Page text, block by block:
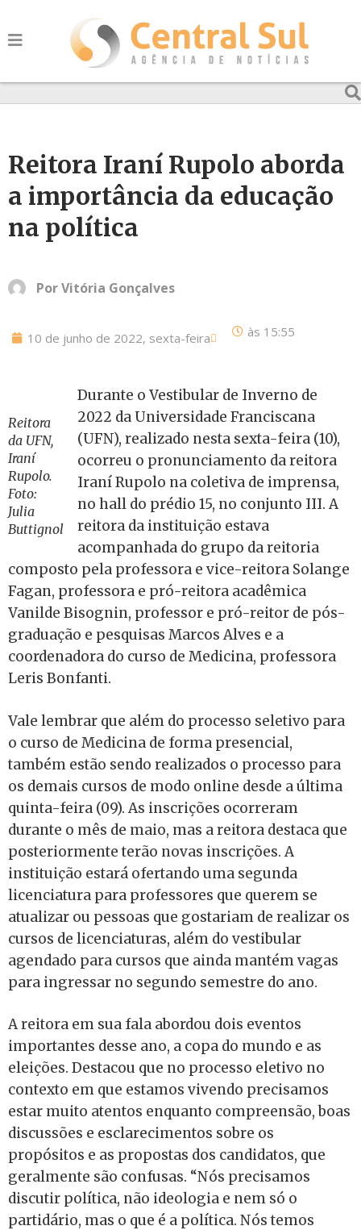
Reitora Iraní Rupolo aborda
a importância da educação
na política
PorVitória Gonçalves
10 de junho de 2022, sexta-feira às 15:55
Reitora
da UFN,
Iraní
Rupolo.
Foto:
Julia
Buttignol
Durante o Vestibular de Inverno de
2022 da Universidade Franciscana
(UFN), realizado nesta sexta-feira (10),
ocorreu o pronunciamento da reitora
Iraní Rupolo na coletiva de imprensa,
no hall do prédio 15, no conjunto III. A
reitora da instituição estava
acompanhada do grupo da reitoria
composto pela professora e vice-reitora Solange
Fagan, professora e pró-reitora acadêmica
Vanilde Bisognin, professor e pró-reitor de pós-
graduação e pesquisas Marcos Alves e a
coordenadora do curso de Medicina, professora
Leris Bonfanti.
Vale lembrar que além do processo seletivo para
o curso de Medicina de forma presencial,
também estão sendo realizados o processo para
os demais cursos de modo online desde a última
quinta-feira (09). As inscrições ocorreram
durante o mês de maio, mas a reitora destaca que
posteriormente terão novas inscrições. A
instituição estará ofertando uma segunda
licenciatura para professores que querem se
atualizar ou pessoas que gostariam de realizar os
cursos de licenciaturas, além do vestibular
agendado para cursos que ainda mantém vagas
para ingressar no segundo semestre do ano.
A reitora em sua fala abordou dois eventos
importantes desse ano, a copa do mundo e as
eleições. Destacou que no processo eletivo no
contexto em que estamos vivendo precisamos
estar muito atentos enquanto compreensão, boas
discussões e esclarecimentos sobre os
propósitos e as propostas dos candidatos, que
geralmente são confusas. “Nós precisamos
discutir política, não ideologia e nem só o
partidário, mas o que é a política. Nós temos